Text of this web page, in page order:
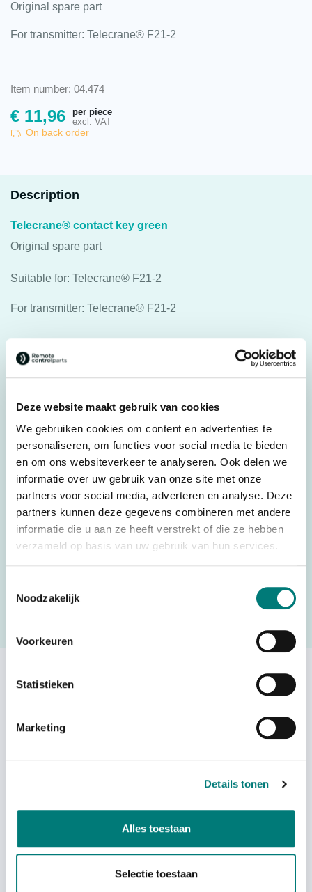
Deze website maakt gebruik van cookies
We gebruiken cookies om content en advertenties te
personaliseren, om functies voor social media te bieden
en om ons websiteverkeer te analyseren. Ook delen we
informatie over uw gebruik van onze site met onze
partners voor social media, adverteren en analyse. Deze
partners kunnen deze gegevens combineren met andere
informatie die u aan ze heeft verstrekt of die ze hebben
verzameld op basis van uw gebruik van hun services.
Noodzakelijk
Voorkeuren
Statistieken
Marketing
Details tonen
Alles toestaan
Selectie toestaan
Original spare part
For transmitter: Telecrane® F21-2
Item number: 04.474
€ 11,96
per piece
excl. VAT
On back order
Description
Telecrane® contact key green
Original spare part
Suitable for: Telecrane® F21-2
For transmitter: Telecrane® F21-2
Specifications
Brands
Telecrane®
Parts
accessories
Country of Origin
(CO)
China
as possible.
Telecrane® stop button (red)